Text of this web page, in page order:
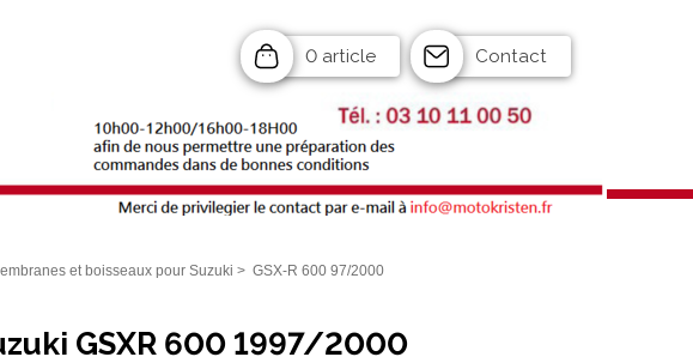
0 article Contact
et boisseaux pour Suzuki > GSX-R 600 97/2000
GSXR 600 1997/2000